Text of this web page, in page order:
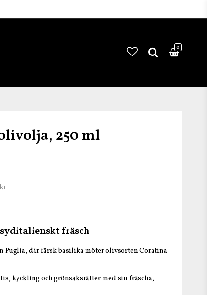
0
250 ml
fräsch
Puglia, där färsk basilika möter olivsorten Coratina
kyckling och grönsaksrätter med sin fräscha,